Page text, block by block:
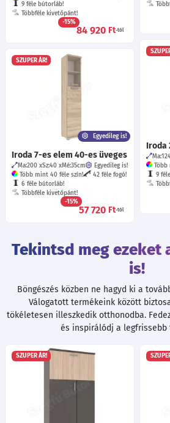
9 féle bútorláb!
Többféle kivetőpánt!
-15%
84 920 Ft-tól
Iroda
Több
9
SZUPER ÁR!
Egyedileg is!
Iroda 7-es elem 40-es üveges
Ma:200 Sz:40 Mé:35cm
Egyedileg is!
Több mint 40 féle szín!
42 féle fogó!
6 féle bútorláb!
Többféle kivetőpánt!
-15%
57 720 Ft-tól
Tekintsd meg ezeket
is!
Böngészés közben ne hagyd ki a
Válogatott termékeink között
tökéletesen illeszkedik otthonodba.
és inspirálódj a legfrissebb
SZUPER ÁR!